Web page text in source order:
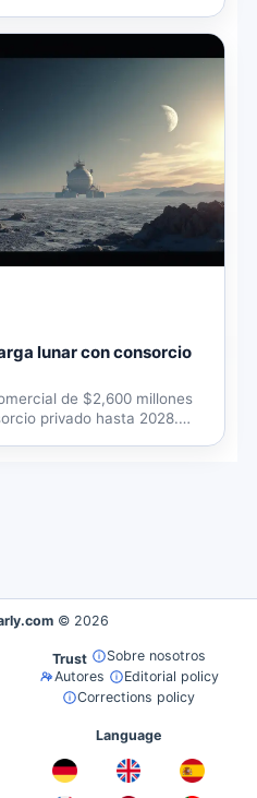
lunar con consorcio
de $2,600 millones
privado hasta 2028.
© 2026
Trust
Sobre nosotros
Autores
Editorial policy
Corrections policy
Language